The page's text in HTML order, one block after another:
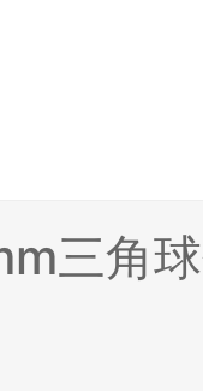
三角